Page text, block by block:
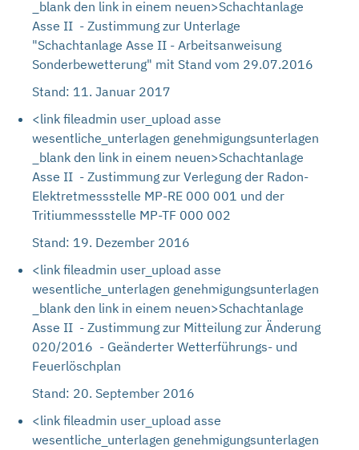
_blank den link in einem neuen>Schachtanlage
Asse II - Zustimmung zur Unterlage
"Schachtanlage Asse II - Arbeitsanweisung
Sonderbewetterung" mit Stand vom 29.07.2016
Stand: 11. Januar 2017
<link fileadmin user_upload asse
wesentliche_unterlagen genehmigungsunterlagen
_blank den link in einem neuen>Schachtanlage
Asse II - Zustimmung zur Verlegung der Radon-
Elektretmessstelle MP-RE 000 001 und der
Tritiummessstelle MP-TF 000 002
Stand: 19. Dezember 2016
<link fileadmin user_upload asse
wesentliche_unterlagen genehmigungsunterlagen
_blank den link in einem neuen>Schachtanlage
Asse II - Zustimmung zur Mitteilung zur Änderung
020/2016 - Geänderter Wetterführungs- und
Feuerlöschplan
Stand: 20. September 2016
<link fileadmin user_upload asse
wesentliche_unterlagen genehmigungsunterlagen